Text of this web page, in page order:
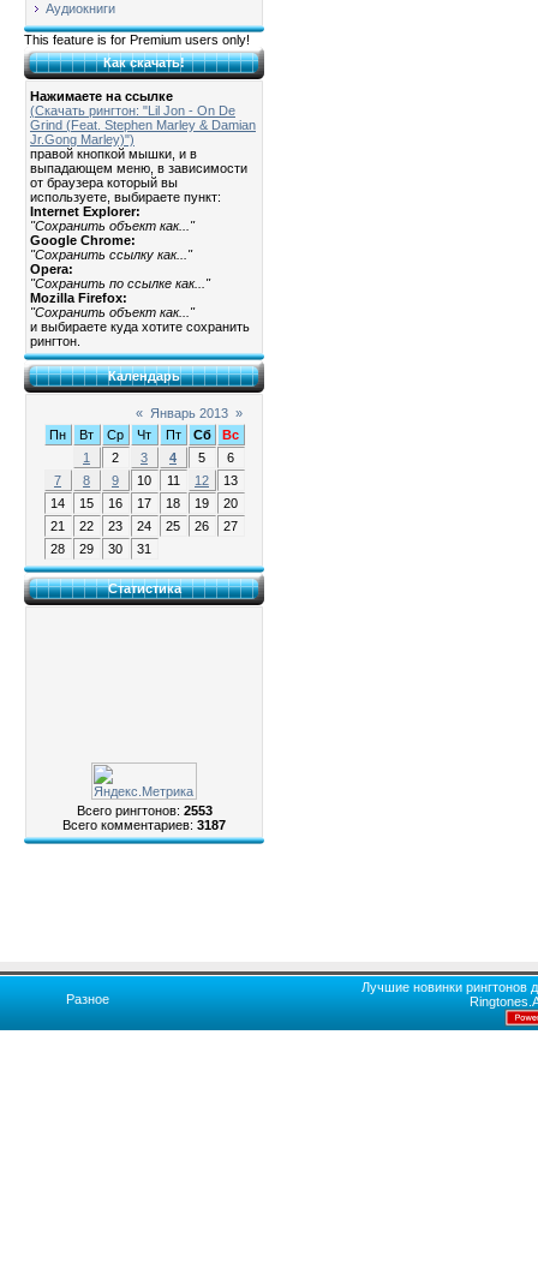
Аудиокниги
This feature is for Premium users only!
Как скачать!
Нажимаете на ссылке
(Скачать рингтон: "Lil Jon - On De
Grind (Feat. Stephen Marley & Damian
Jr.Gong Marley)")
правой кнопкой мышки, и в
выпадающем меню, в зависимости
от браузера который вы
используете, выбираете пункт:
Internet Explorer:
"Сохранить объект как..."
Google Chrome:
"Сохранить ссылку как..."
Opera:
"Сохранить по ссылке как..."
Mozilla Firefox:
"Сохранить объект как..."
и выбираете куда хотите сохранить
рингтон.
Календарь
« Январь 2013 »
Пн
Вт Ср Чт Пт Сб
Вс
1
2 3 4 5
6
7
8 9 10 11 12
13
14
15 16 17 18 19
20
21
22 23 24 25 26
27
28
29 30 31
Статистика
Всего рингтонов: 2553
Всего комментариев: 3187
Разное
Лучшие новинки рингтонов